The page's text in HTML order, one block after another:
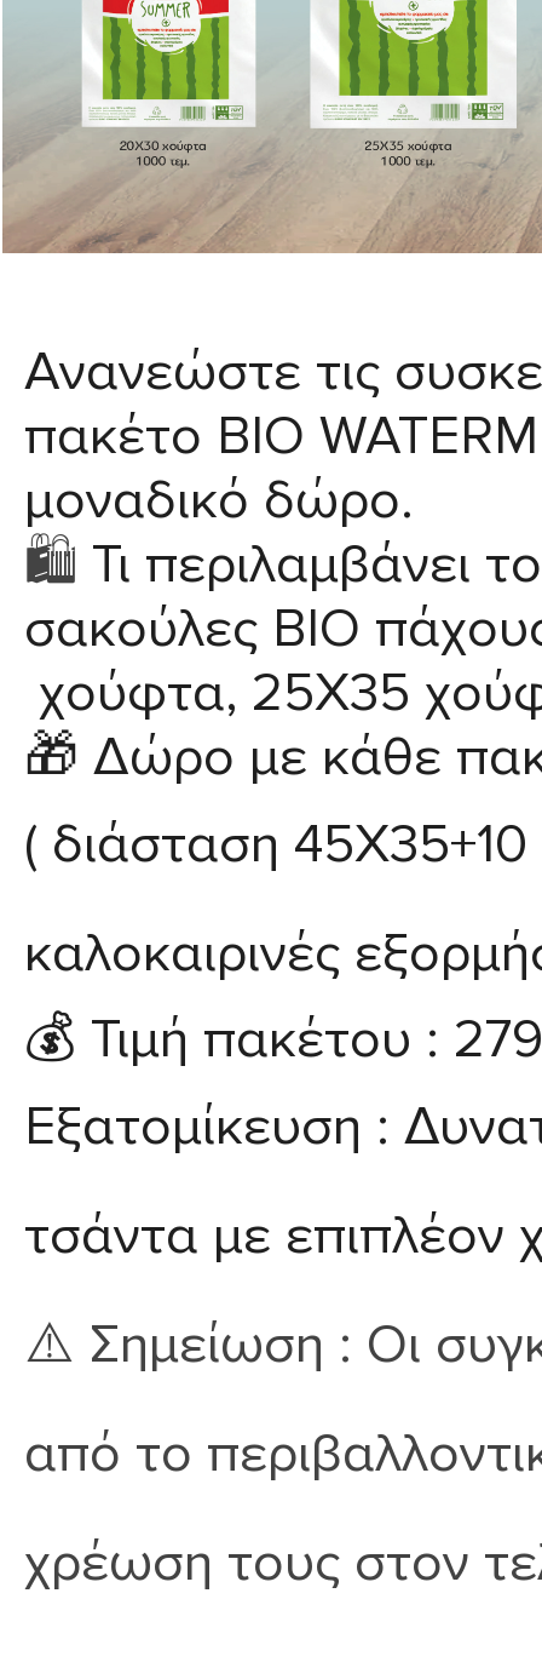
Ανανεώστε τις
πακέτο BIO
μοναδικό δώρο.
🛍️ Τι περιλαμβάνει
σακούλες BIO
χούφτα, 25X35
🎁 Δώρο με κάθε
( διάσταση 45X35+10
καλοκαιρινές
💰 Τιμή πακέτου : 27
Εξατομίκευση :
τσάντα με επιπλέον
⚠️ Σημείωση : Οι
από το
χρέωση τους στον